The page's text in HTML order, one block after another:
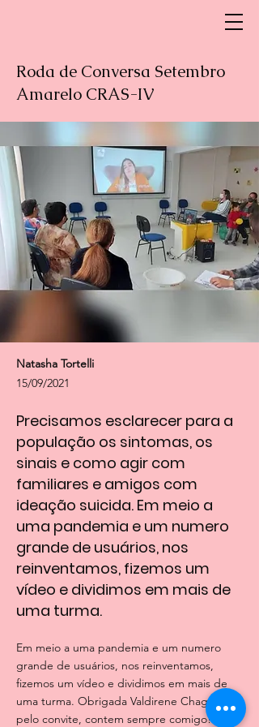
Natasha Tortelli
15/09/2021
Precisamos esclarecer para a
população os sintomas, os
sinais e como agir com
familiares e amigos com
ideação suicida. Em meio a
uma pandemia e um numero
grande de usuários, nos
reinventamos, fizemos um
vídeo e dividimos em mais de
uma turma.
Em meio a uma pandemia e um numero
grande de usuários, nos reinventamos,
fizemos um vídeo e dividimos em mais de
uma turma. Obrigada Valdirene Chagas
pelo convite, contem sempre comigo!
Roda de Conversa Setembro
Amarelo CRAS-IV